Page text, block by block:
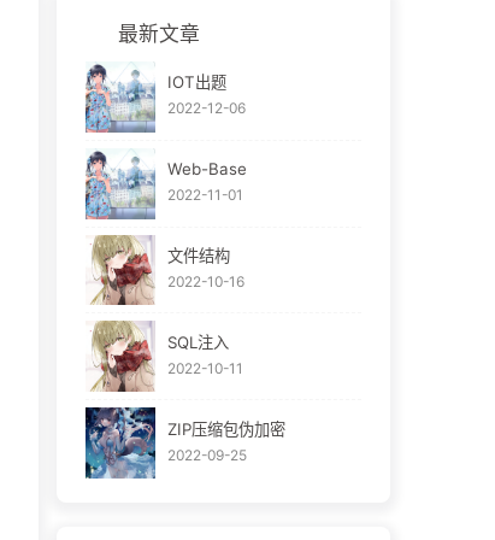
最新文章
IOT出题
2022-12-06
Web-Base
2022-11-01
文件结构
2022-10-16
SQL注入
2022-10-11
ZIP压缩包伪加密
2022-09-25